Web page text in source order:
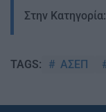
Στην Κατηγορία:
TAGS: ΑΣΕΠ